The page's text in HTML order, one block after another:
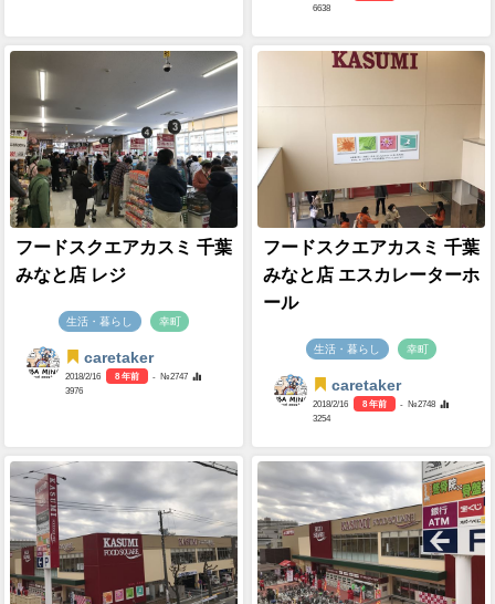
6638
フードスクエアカスミ 千葉
みなと店 レジ
生活・暮らし 幸町
caretaker
2018/2/16 8 年前
- №2747
3976
フードスクエアカスミ 千葉
みなと店 エスカレーターホ
ール
生活・暮らし 幸町
caretaker
2018/2/16 8 年前
- №2748
3254